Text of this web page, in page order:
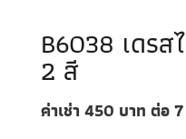
B6038 เดร
2 สี
ค่าเช่า 450 บาท ต่อ 7